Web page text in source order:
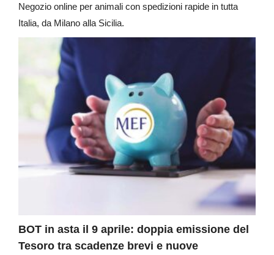
Negozio online per animali con spedizioni rapide in tutta
Italia, da Milano alla Sicilia.
BOT in asta il 9 aprile: doppia emissione del
Tesoro tra scadenze brevi e nuove